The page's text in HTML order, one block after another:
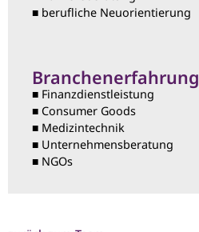
■ berufliche Neuorientierung
Branchenerfahrung
■ Finanzdienstleistung
■ Consumer Goods
■ Medizintechnik
■ Unternehmensberatung
■ NGOs